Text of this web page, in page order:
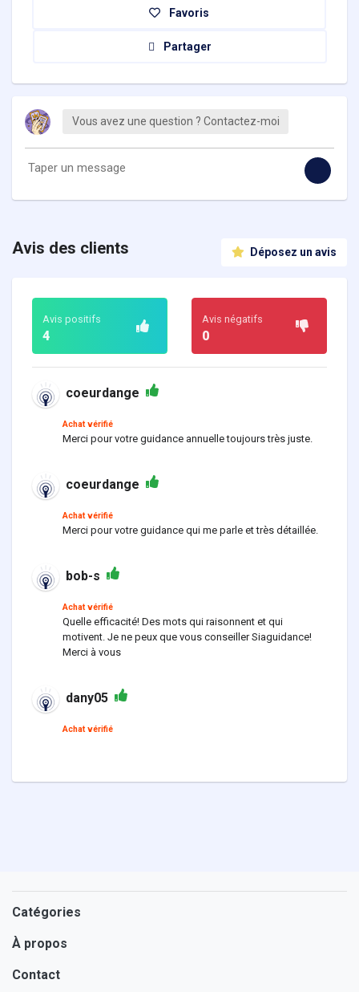
Favoris
Partager
Vous avez une question ? Contactez-moi
Déposez un avis
Avis des clients
Avis positifs
4
Avis négatifs
0
coeurdange
Achat vérifié
Merci pour votre guidance annuelle toujours très juste.
coeurdange
Achat vérifié
Merci pour votre guidance qui me parle et très détaillée.
bob-s
Achat vérifié
Quelle efficacité! Des mots qui raisonnent et qui
motivent. Je ne peux que vous conseiller Siaguidance!
Merci à vous
dany05
Achat vérifié
Catégories
À propos
Contact